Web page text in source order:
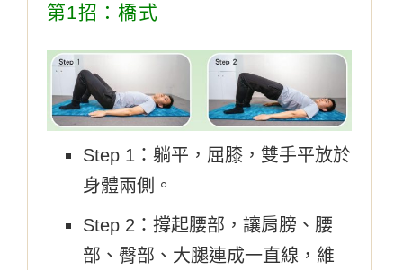
第1招：橋式
Step 1：躺平，屈膝，雙手平放於
身體兩側。
Step 2：撐起腰部，讓肩膀、腰
部、臀部、大腿連成一直線，維